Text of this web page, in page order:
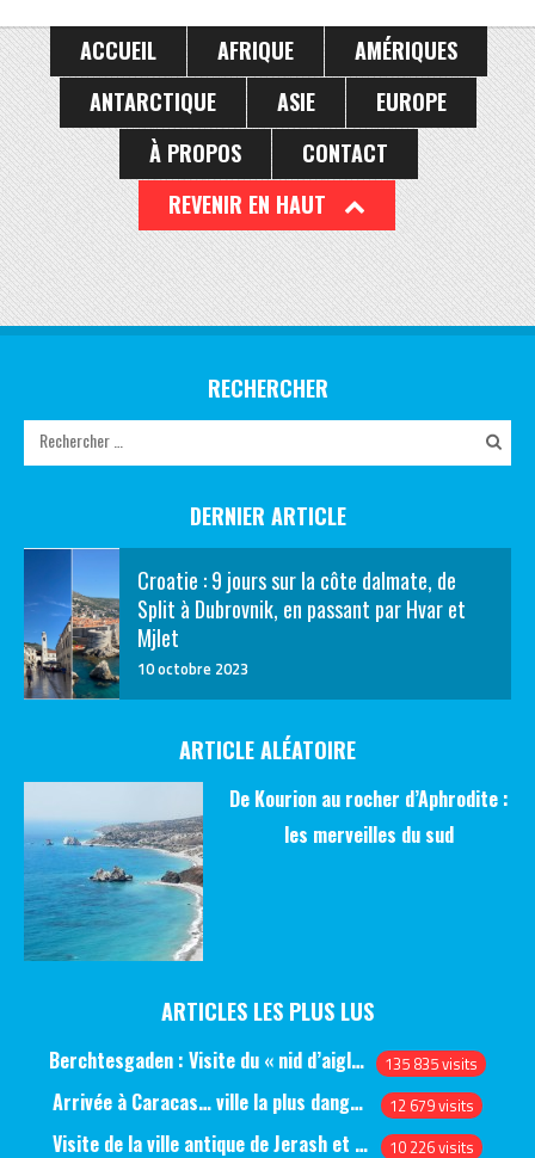
ACCUEIL AFRIQUE
AMÉRIQUES
ANTARCTIQUE
ASIE
EUROPE
À PROPOS
CONTACT
REVENIR EN HAUT
RECHERCHER
DERNIER ARTICLE
Croatie : 9 jours sur la côte dalmate, de
Split à Dubrovnik, en passant par Hvar et
Mjlet
10 octobre 2023
ARTICLE ALÉATOIRE
De Kourion au rocher d’Aphrodite :
les merveilles du sud
ARTICLES LES PLUS LUS
Berchtesgaden : Visite du « nid d’aigle » et des bunkers d’Hitler 135 835 visits
Arrivée à Caracas… ville la plus dangereuse du monde (jour 1) 12 679 visits
Visite de la ville antique de Jerash et du château d’Ajlun (jour 1) 10 226 visits